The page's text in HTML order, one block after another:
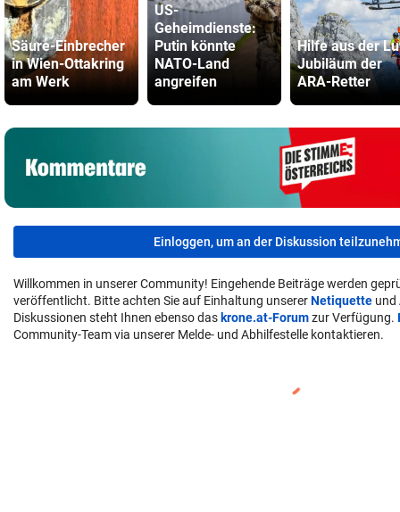
Säure-Einbrecher
in Wien-Ottakring
am Werk
US-
Geheimdienste:
Putin könnte
NATO-Land
angreifen
Hilfe aus der
Jubiläum der
ARA-Retter
Einloggen, um an der Diskussion
Willkommen in unserer Community! Eingehende Beiträge werden
veröffentlicht. Bitte achten Sie auf Einhaltung unsererNetiquette und
Diskussionen steht Ihnen ebenso das krone.at-Forumzur Verfügung.
Community-Team via unserer Melde- und Abhilfestelle kontaktieren.